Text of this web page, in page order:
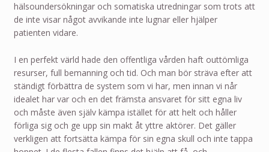
hälsoundersökningar och somatiska utredningar som trots att
de inte visar något avvikande inte lugnar eller hjälper
patienten vidare.
I en perfekt värld hade den offentliga vården haft outtömliga
resurser, full bemanning och tid. Och man bör sträva efter att
ständigt förbättra de system som vi har, men innan vi når
idealet har var och en det främsta ansvaret för sitt egna liv
och måste även själv kämpa istället för att helt och håller
förliga sig och ge upp sin makt åt yttre aktörer. Det gäller
verkligen att fortsätta kämpa för sin egna skull och inte tappa